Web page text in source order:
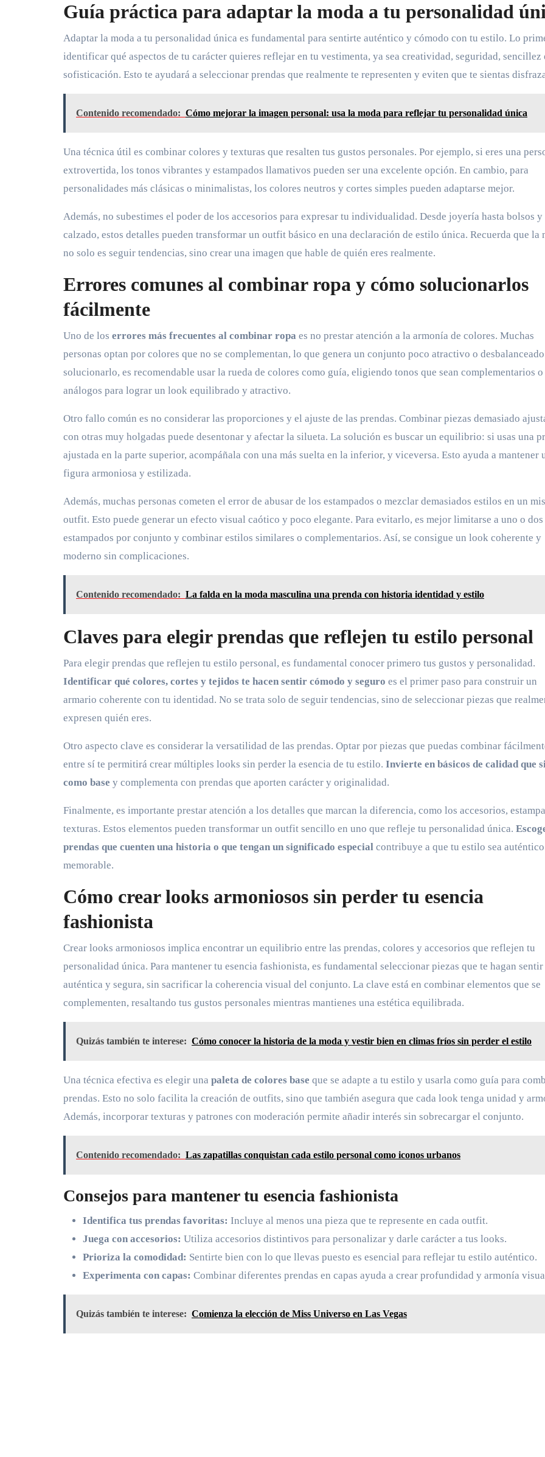
Guía práctica para adaptar la moda a tu personalidad
Adaptar la moda a tu personalidad única es fundamental para sentirte auténtico y cómodo con tu estilo. Lo
identificar qué aspectos de tu carácter quieres reflejar en tu vestimenta, ya sea creatividad, seguridad, sencillez
sofisticación. Esto te ayudará a seleccionar prendas que realmente te representen y eviten que te sientas
Contenido recomendado: Cómo mejorar la imagen personal: usa la moda para reflejar tu personalidad única
Una técnica útil es combinar colores y texturas que resalten tus gustos personales. Por ejemplo, si eres una
extrovertida, los tonos vibrantes y estampados llamativos pueden ser una excelente opción. En cambio, para
personalidades más clásicas o minimalistas, los colores neutros y cortes simples pueden adaptarse mejor.
Además, no subestimes el poder de los accesorios para expresar tu individualidad. Desde joyería hasta bolsos y
calzado, estos detalles pueden transformar un outfit básico en una declaración de estilo única. Recuerda que la
no solo es seguir tendencias, sino crear una imagen que hable de quién eres realmente.
Errores comunes al combinar ropa y cómo solucionarlos
fácilmente
Uno de los errores más frecuentes al combinar ropa es no prestar atención a la armonía de colores. Muchas
personas optan por colores que no se complementan, lo que genera un conjunto poco atractivo o
solucionarlo, es recomendable usar la rueda de colores como guía, eligiendo tonos que sean complementarios o
análogos para lograr un look equilibrado y atractivo.
Otro fallo común es no considerar las proporciones y el ajuste de las prendas. Combinar piezas demasiado
con otras muy holgadas puede desentonar y afectar la silueta. La solución es buscar un equilibrio: si usas una
ajustada en la parte superior, acompáñala con una más suelta en la inferior, y viceversa. Esto ayuda a mantener
figura armoniosa y estilizada.
Además, muchas personas cometen el error de abusar de los estampados o mezclar demasiados estilos en un
outfit. Esto puede generar un efecto visual caótico y poco elegante. Para evitarlo, es mejor limitarse a uno o dos
estampados por conjunto y combinar estilos similares o complementarios. Así, se consigue un look coherente y
moderno sin complicaciones.
Contenido recomendado: La falda en la moda masculina una prenda con historia identidad y estilo
Claves para elegir prendas que reflejen tu estilo personal
Para elegir prendas que reflejen tu estilo personal, es fundamental conocer primero tus gustos y personalidad.
Identificar qué colores, cortes y tejidos te hacen sentir cómodo y seguro es el primer paso para construir un
armario coherente con tu identidad. No se trata solo de seguir tendencias, sino de seleccionar piezas que
expresen quién eres.
Otro aspecto clave es considerar la versatilidad de las prendas. Optar por piezas que puedas combinar
entre sí te permitirá crear múltiples looks sin perder la esencia de tu estilo. Invierte en básicos de calidad que
como base y complementa con prendas que aporten carácter y originalidad.
Finalmente, es importante prestar atención a los detalles que marcan la diferencia, como los accesorios,
texturas. Estos elementos pueden transformar un outfit sencillo en uno que refleje tu personalidad única.
prendas que cuenten una historia o que tengan un significado especial contribuye a que tu estilo sea
memorable.
Cómo crear looks armoniosos sin perder tu esencia
fashionista
Crear looks armoniosos implica encontrar un equilibrio entre las prendas, colores y accesorios que reflejen tu
personalidad única. Para mantener tu esencia fashionista, es fundamental seleccionar piezas que te hagan sentir
auténtica y segura, sin sacrificar la coherencia visual del conjunto. La clave está en combinar elementos que se
complementen, resaltando tus gustos personales mientras mantienes una estética equilibrada.
Quizás también te interese: Cómo conocer la historia de la moda y vestir bien en climas fríos sin perder el estilo
Una técnica efectiva es elegir una paleta de colores base que se adapte a tu estilo y usarla como guía para
prendas. Esto no solo facilita la creación de outfits, sino que también asegura que cada look tenga unidad y
Además, incorporar texturas y patrones con moderación permite añadir interés sin sobrecargar el conjunto.
Contenido recomendado: Las zapatillas conquistan cada estilo personal como iconos urbanos
Consejos para mantener tu esencia fashionista
Identifica tus prendas favoritas: Incluye al menos una pieza que te represente en cada outfit.
Juega con accesorios: Utiliza accesorios distintivos para personalizar y darle carácter a tus looks.
Prioriza la comodidad: Sentirte bien con lo que llevas puesto es esencial para reflejar tu estilo auténtico.
Experimenta con capas: Combinar diferentes prendas en capas ayuda a crear profundidad y armonía
Quizás también te interese: Comienza la elección de Miss Universo en Las Vegas